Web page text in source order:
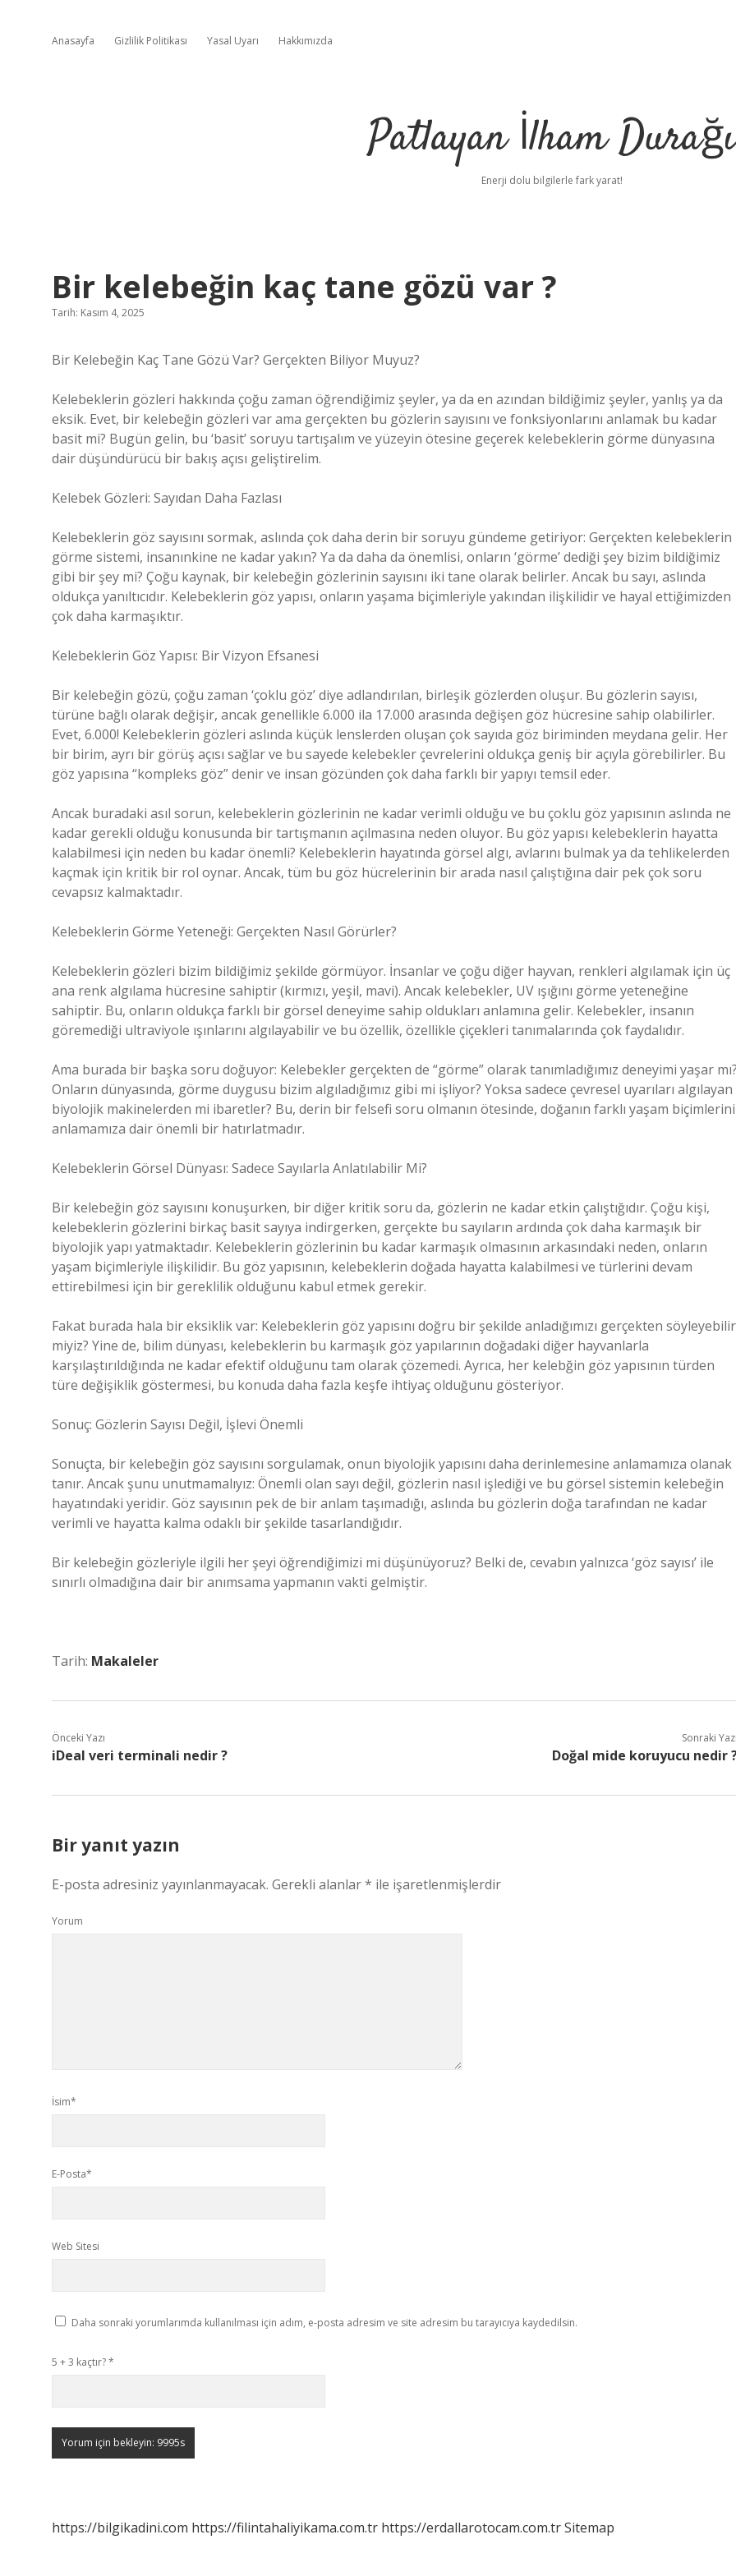
Anasayfa Gizlilik Politikası Yasal Uyarı Hakkımızda
Patlayan İlham Durağı
Enerji dolu bilgilerle fark yarat!
Bir kelebeğin kaç tane gözü var ?
Tarih: Kasım 4, 2025
Bir Kelebeğin Kaç Tane Gözü Var? Gerçekten Biliyor Muyuz?
Kelebeklerin gözleri hakkında çoğu zaman öğrendiğimiz şeyler, ya da en azından bildiğimiz şeyler, yanlış ya da
eksik. Evet, bir kelebeğin gözleri var ama gerçekten bu gözlerin sayısını ve fonksiyonlarını anlamak bu kadar
basit mi? Bugün gelin, bu ‘basit’ soruyu tartışalım ve yüzeyin ötesine geçerek kelebeklerin görme dünyasına
dair düşündürücü bir bakış açısı geliştirelim.
Kelebek Gözleri: Sayıdan Daha Fazlası
Kelebeklerin göz sayısını sormak, aslında çok daha derin bir soruyu gündeme getiriyor: Gerçekten kelebeklerin
görme sistemi, insanınkine ne kadar yakın? Ya da daha da önemlisi, onların ‘görme’ dediği şey bizim bildiğimiz
gibi bir şey mi? Çoğu kaynak, bir kelebeğin gözlerinin sayısını iki tane olarak belirler. Ancak bu sayı, aslında
oldukça yanıltıcıdır. Kelebeklerin göz yapısı, onların yaşama biçimleriyle yakından ilişkilidir ve hayal ettiğimizden
çok daha karmaşıktır.
Kelebeklerin Göz Yapısı: Bir Vizyon Efsanesi
Bir kelebeğin gözü, çoğu zaman ‘çoklu göz’ diye adlandırılan, birleşik gözlerden oluşur. Bu gözlerin sayısı,
türüne bağlı olarak değişir, ancak genellikle 6.000 ila 17.000 arasında değişen göz hücresine sahip olabilirler.
Evet, 6.000! Kelebeklerin gözleri aslında küçük lenslerden oluşan çok sayıda göz biriminden meydana gelir. Her
bir birim, ayrı bir görüş açısı sağlar ve bu sayede kelebekler çevrelerini oldukça geniş bir açıyla görebilirler. Bu
göz yapısına “kompleks göz” denir ve insan gözünden çok daha farklı bir yapıyı temsil eder.
Ancak buradaki asıl sorun, kelebeklerin gözlerinin ne kadar verimli olduğu ve bu çoklu göz yapısının aslında ne
kadar gerekli olduğu konusunda bir tartışmanın açılmasına neden oluyor. Bu göz yapısı kelebeklerin hayatta
kalabilmesi için neden bu kadar önemli? Kelebeklerin hayatında görsel algı, avlarını bulmak ya da tehlikelerden
kaçmak için kritik bir rol oynar. Ancak, tüm bu göz hücrelerinin bir arada nasıl çalıştığına dair pek çok soru
cevapsız kalmaktadır.
Kelebeklerin Görme Yeteneği: Gerçekten Nasıl Görürler?
Kelebeklerin gözleri bizim bildiğimiz şekilde görmüyor. İnsanlar ve çoğu diğer hayvan, renkleri algılamak için üç
ana renk algılama hücresine sahiptir (kırmızı, yeşil, mavi). Ancak kelebekler, UV ışığını görme yeteneğine
sahiptir. Bu, onların oldukça farklı bir görsel deneyime sahip oldukları anlamına gelir. Kelebekler, insanın
göremediği ultraviyole ışınlarını algılayabilir ve bu özellik, özellikle çiçekleri tanımalarında çok faydalıdır.
Ama burada bir başka soru doğuyor: Kelebekler gerçekten de “görme” olarak tanımladığımız deneyimi yaşar
Onların dünyasında, görme duygusu bizim algıladığımız gibi mi işliyor? Yoksa sadece çevresel uyarıları algılayan
biyolojik makinelerden mi ibaretler? Bu, derin bir felsefi soru olmanın ötesinde, doğanın farklı yaşam biçimlerini
anlamamıza dair önemli bir hatırlatmadır.
Kelebeklerin Görsel Dünyası: Sadece Sayılarla Anlatılabilir Mi?
Bir kelebeğin göz sayısını konuşurken, bir diğer kritik soru da, gözlerin ne kadar etkin çalıştığıdır. Çoğu kişi,
kelebeklerin gözlerini birkaç basit sayıya indirgerken, gerçekte bu sayıların ardında çok daha karmaşık bir
biyolojik yapı yatmaktadır. Kelebeklerin gözlerinin bu kadar karmaşık olmasının arkasındaki neden, onların
yaşam biçimleriyle ilişkilidir. Bu göz yapısının, kelebeklerin doğada hayatta kalabilmesi ve türlerini devam
ettirebilmesi için bir gereklilik olduğunu kabul etmek gerekir.
Fakat burada hala bir eksiklik var: Kelebeklerin göz yapısını doğru bir şekilde anladığımızı gerçekten söyleyebilir
miyiz? Yine de, bilim dünyası, kelebeklerin bu karmaşık göz yapılarının doğadaki diğer hayvanlarla
karşılaştırıldığında ne kadar efektif olduğunu tam olarak çözemedi. Ayrıca, her kelebğin göz yapısının türden
türe değişiklik göstermesi, bu konuda daha fazla keşfe ihtiyaç olduğunu gösteriyor.
Sonuç: Gözlerin Sayısı Değil, İşlevi Önemli
Sonuçta, bir kelebeğin göz sayısını sorgulamak, onun biyolojik yapısını daha derinlemesine anlamamıza olanak
tanır. Ancak şunu unutmamalıyız: Önemli olan sayı değil, gözlerin nasıl işlediği ve bu görsel sistemin kelebeğin
hayatındaki yeridir. Göz sayısının pek de bir anlam taşımadığı, aslında bu gözlerin doğa tarafından ne kadar
verimli ve hayatta kalma odaklı bir şekilde tasarlandığıdır.
Bir kelebeğin gözleriyle ilgili her şeyi öğrendiğimizi mi düşünüyoruz? Belki de, cevabın yalnızca ‘göz sayısı’ ile
sınırlı olmadığına dair bir anımsama yapmanın vakti gelmiştir.
Tarih: Makaleler
Önceki Yazı
iDeal veri terminali nedir ?
Sonraki
Doğal mide koruyucu nedir
Bir yanıt yazın
E-posta adresiniz yayınlanmayacak. Gerekli alanlar* ile işaretlenmişlerdir
Yorum
İsim*
E-Posta*
Web Sitesi
Daha sonraki yorumlarımda kullanılması için adım, e-posta adresim ve site adresim bu tarayıcıya kaydedilsin.
5 + 3 kaçtır?*
https://bilgikadini.com https://filintahaliyikama.com.tr https://erdallarotocam.com.trSitemap